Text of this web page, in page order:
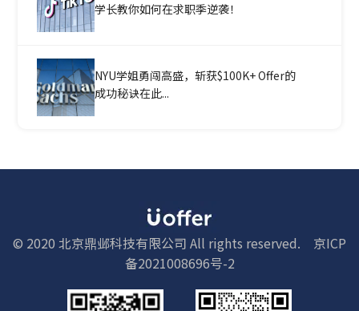
学长教你如何在求职季逆袭！
NYU学姐勇闯高盛，斩获$100K+ Offer的
成功秘诀在此...
© 2020 北京鼎邺科技有限公司 All rights reserved.
京ICP
备2021008696号-2